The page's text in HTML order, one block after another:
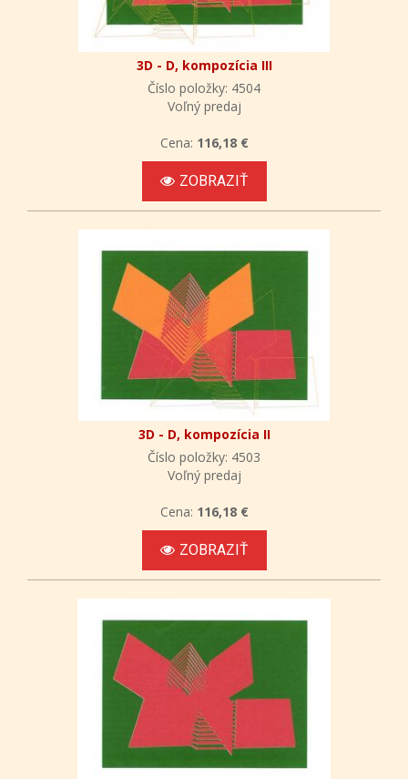
3D - D, kompozícia III
Číslo položky: 4504
Voľný predaj
Cena: 116,18 €
ZOBRAZIŤ
3D - D, kompozícia II
Číslo položky: 4503
Voľný predaj
Cena: 116,18 €
ZOBRAZIŤ